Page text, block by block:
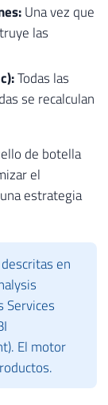
Una vez que
las
Todas las
se recalculan
de botella
el
estrategia
en
Services
El motor